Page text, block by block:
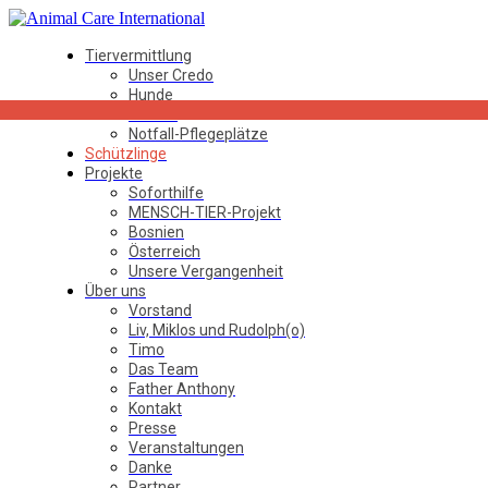
Tiervermittlung
Unser Credo
Hunde
Notfall-Pflegeplätze
Schützlinge
Projekte
Soforthilfe
MENSCH-TIER-Projekt
Bosnien
Österreich
Unsere Vergangenheit
Über uns
Vorstand
Liv, Miklos und Rudolph(o)
Timo
Das Team
Father Anthony
Kontakt
Presse
Veranstaltungen
Danke